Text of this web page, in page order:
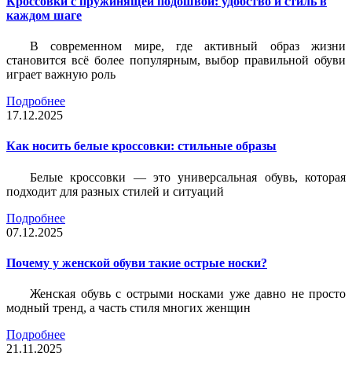
каждом шаге
В современном мире, где активный образ жизни
становится всё более популярным, выбор правильной обуви
играет важную роль
Подробнее
17.12.2025
Как носить белые кроссовки: стильные образы
Белые кроссовки — это универсальная обувь, которая
подходит для разных стилей и ситуаций
Подробнее
07.12.2025
Почему у женской обуви такие острые носки?
Женская обувь с острыми носками уже давно не просто
модный тренд, а часть стиля многих женщин
Подробнее
21.11.2025